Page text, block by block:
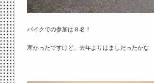
バイクでの参加は８名！
寒かったですけど、去年よりはましだったかな